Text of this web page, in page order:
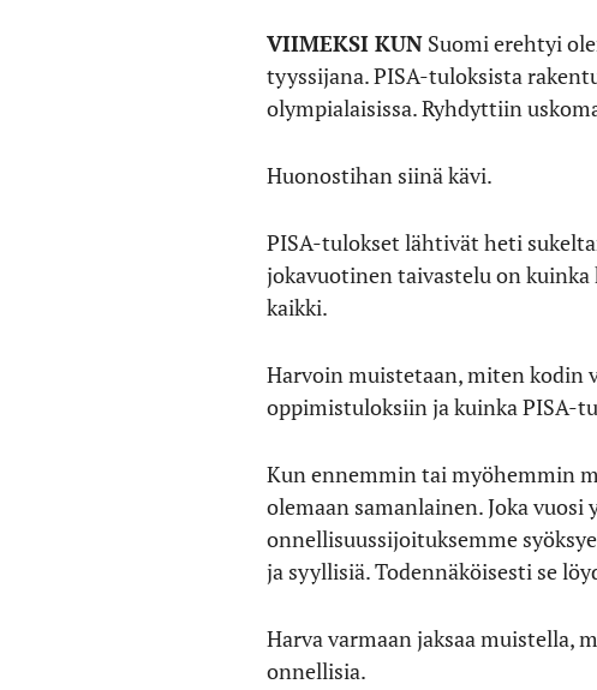
VIIMEKSI KUN Suomi erehtyi
tyyssijana. PISA-tuloksista
olympialaisissa. Ryhdyttiin
Huonostihan siinä kävi.
PISA-tulokset lähtivät heti
jokavuotinen taivastelu on
kaikki.
Harvoin muistetaan, miten kodin
oppimistuloksiin ja kuinka PISA-
Kun ennemmin tai myöhemmin
olemaan samanlainen. Joka
onnellisuussijoituksemme
ja syyllisiä. Todennäköisesti se
Harva varmaan jaksaa muistella,
onnellisia.